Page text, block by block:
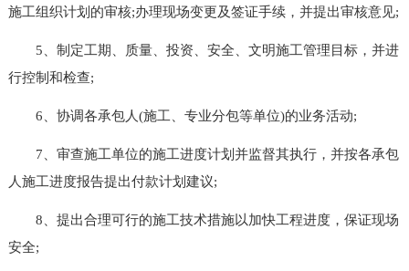
施工组织计划的审核;办理现场变更及签证手续，并提出审核意见;
5、制定工期、质量、投资、安全、文明施工管理目标，并进
行控制和检查;
6、协调各承包人(施工、专业分包等单位)的业务活动;
7、审查施工单位的施工进度计划并监督其执行，并按各承包
人施工进度报告提出付款计划建议;
8、提出合理可行的施工技术措施以加快工程进度，保证现场
安全;